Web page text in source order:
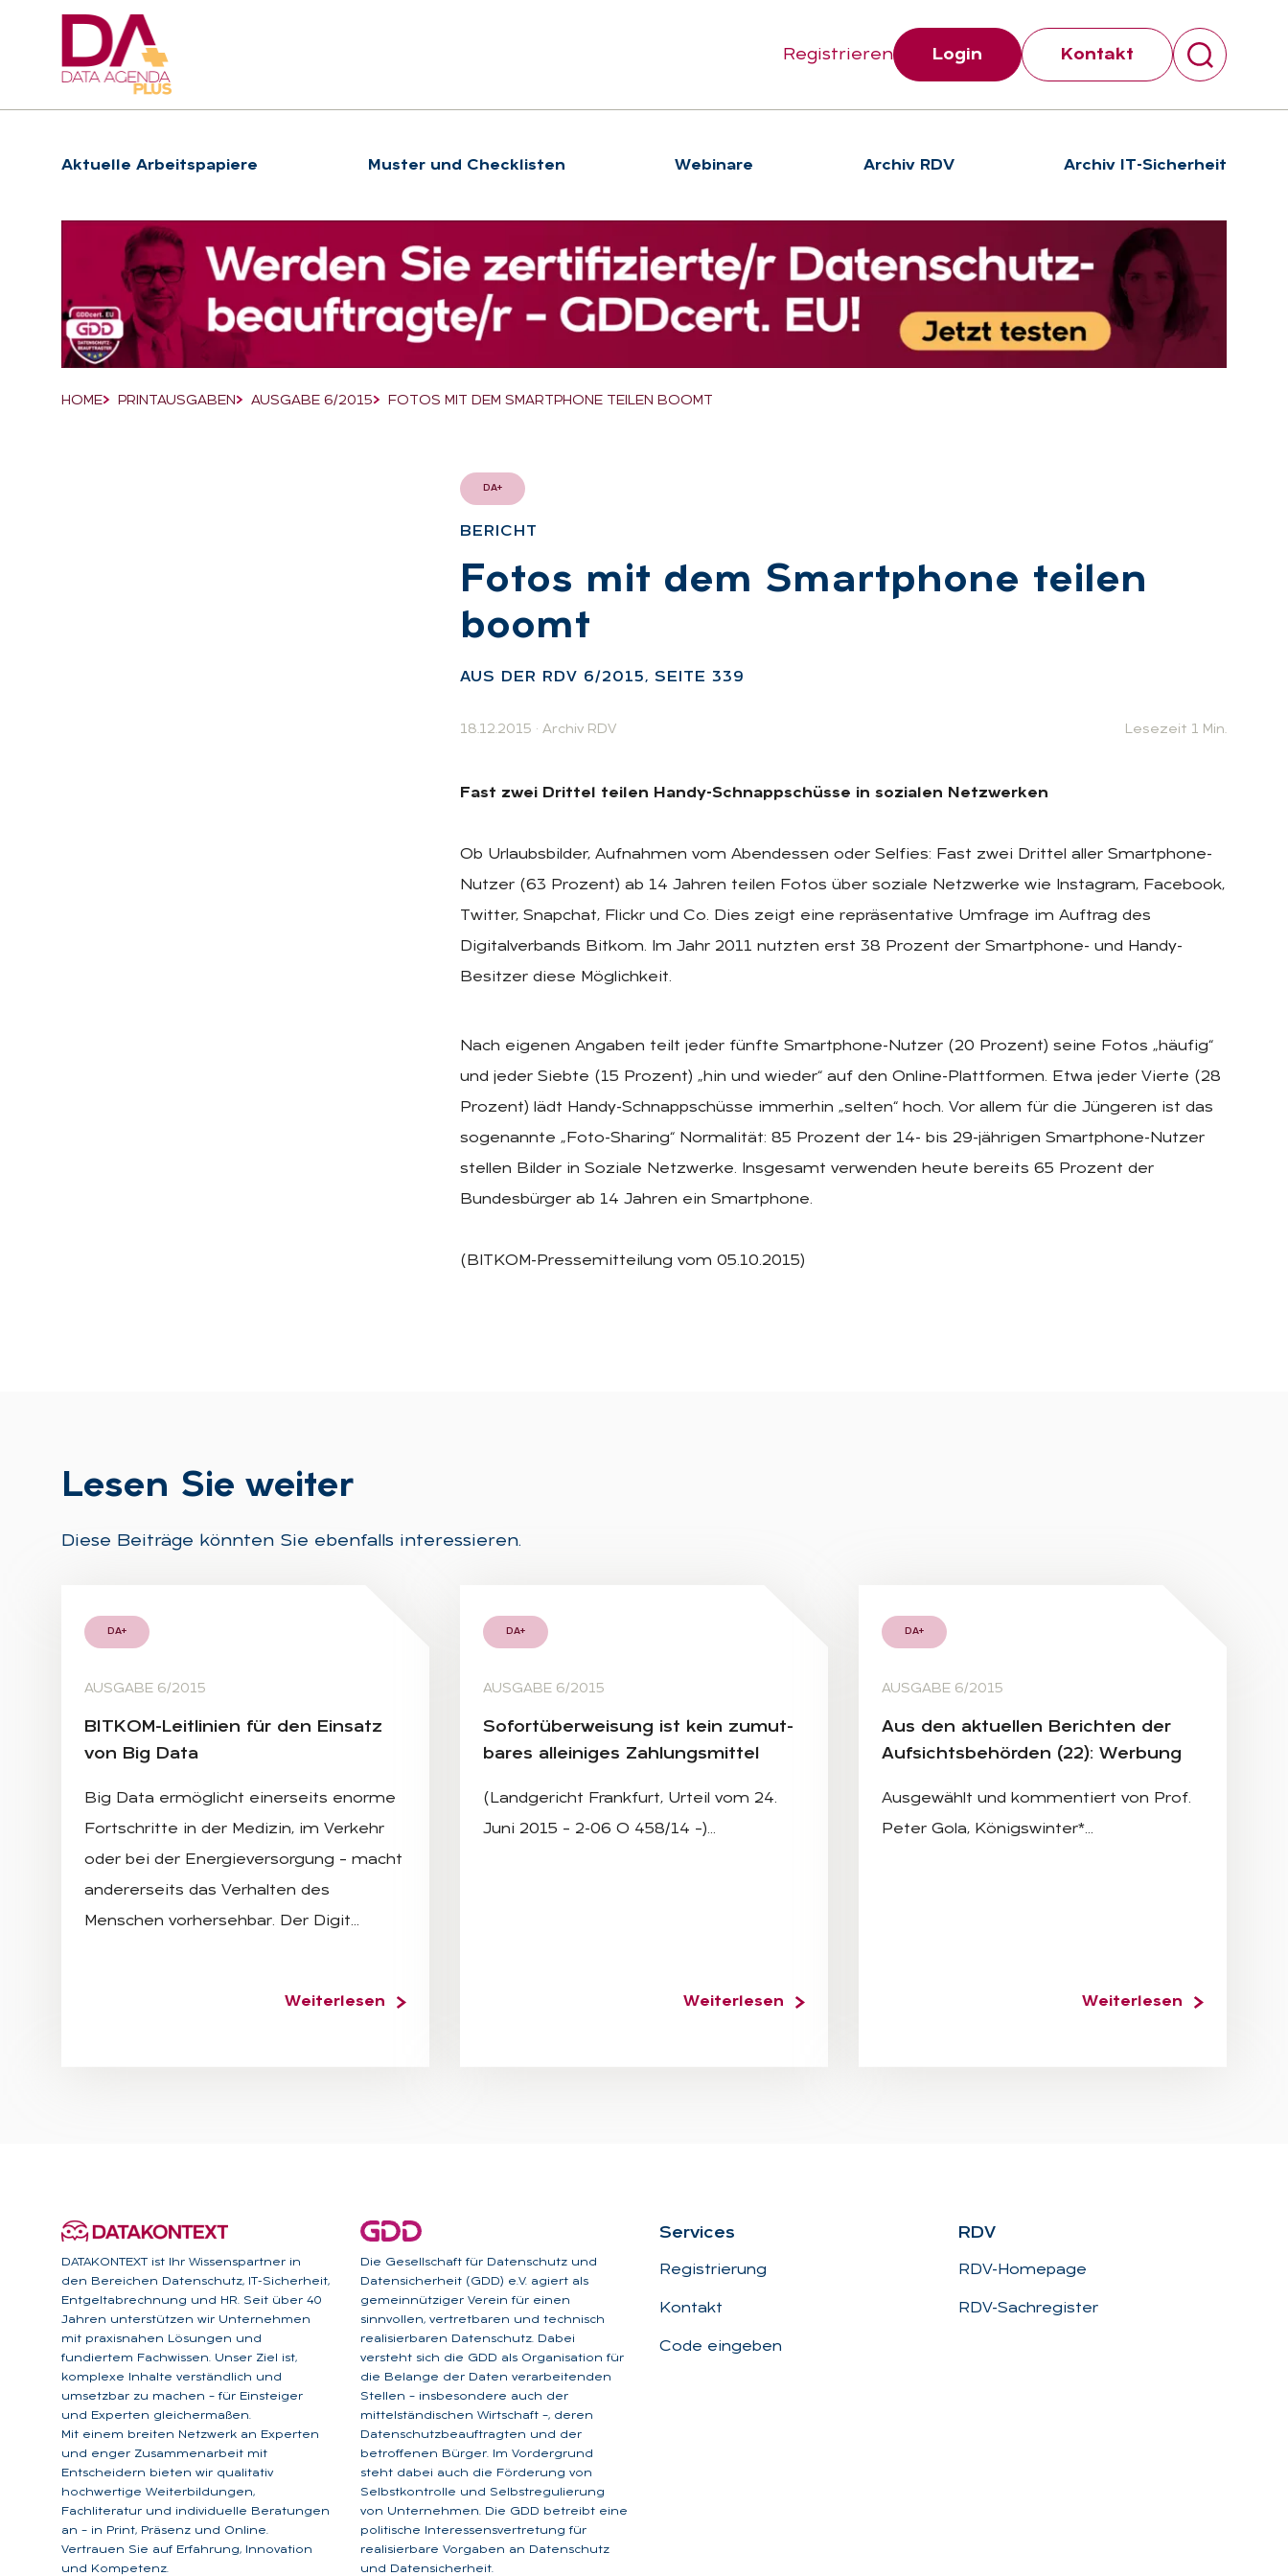
Suchfeld
Suchen
Registrieren Login Kontakt
Hauptnavigation
Ak­tu­el­le Ar­beits­pa­pie­re Muster und Checklisten We­bi­na­re Archiv RDV Archiv IT-Sicherheit
Breadcrumb-Navigation
HOME PRINTAUSGABEN AUSGABE 6/2015 FOTOS MIT DEM SMARTPHONE TEILEN BOOMT
DA+
BE­RICHT
:
Fo­tos mit dem Smart­pho­ne tei­len
boomt
AUS DER RDV 6/2015, SEI­TE 339
18.12.2015 · Archiv RDV Lesezeit 1 Min.
Fast zwei Drittel teilen Handy-Schnappschüsse in sozialen Netzwerken
Ob Urlaubsbilder, Aufnahmen vom Abendessen oder Selfies: Fast zwei Drittel aller Smartphone-
Nutzer (63 Prozent) ab 14 Jahren teilen Fotos über soziale Netzwerke wie Instagram, Facebook,
Twitter, Snapchat, Flickr und Co. Dies zeigt eine repräsentative Umfrage im Auftrag des
Digitalverbands Bitkom. Im Jahr 2011 nutzten erst 38 Prozent der Smartphone- und Handy-
Besitzer diese Möglichkeit.
Nach eigenen Angaben teilt jeder fünfte Smartphone-Nutzer (20 Prozent) seine Fotos „häufig“
und jeder Siebte (15 Prozent) „hin und wieder“ auf den Online-Plattformen. Etwa jeder Vierte (28
Prozent) lädt Handy-Schnappschüsse immerhin „selten“ hoch. Vor allem für die Jüngeren ist das
sogenannte „Foto-Sharing“ Normalität: 85 Prozent der 14- bis 29-jährigen Smartphone-Nutzer
stellen Bilder in Soziale Netzwerke. Insgesamt verwenden heute bereits 65 Prozent der
Bundesbürger ab 14 Jahren ein Smartphone.
(BITKOM-Pressemitteilung vom 05.10.2015)
Le­sen Sie wei­ter
Diese Beiträge könnten Sie ebenfalls interessieren.
DA+
AUSGABE 6/2015
BIT­KOM-Leit­li­ni­en für den Ein­satz
von Big Data
Big Data ermöglicht einerseits enorme
Fortschritte in der Medizin, im Verkehr
oder bei der Energieversorgung – macht
andererseits das Verhalten des
Menschen vorhersehbar. Der Digit…
Weiterlesen
DA+
AUSGABE 6/2015
So­fort­über­wei­sung ist kein zu­mut­
ba­res al­lei­ni­ges Zah­lungs­mit­tel
(Landgericht Frankfurt, Urteil vom 24.
Juni 2015 – 2-06 O 458/14 –)…
Weiterlesen
DA+
AUSGABE 6/2015
Aus den ak­tu­el­len Be­rich­ten der
Auf­sichts­be­hör­den (22): Wer­bung
Ausgewählt und kommentiert von Prof.
Peter Gola, Königswinter*…
Weiterlesen
DATAKONTEXT ist Ihr Wissenspartner in
den Bereichen Datenschutz, IT-Sicherheit,
Entgeltabrechnung und HR. Seit über 40
Jahren unterstützen wir Unternehmen
mit praxisnahen Lösungen und
fundiertem Fachwissen. Unser Ziel ist,
komplexe Inhalte verständlich und
umsetzbar zu machen – für Einsteiger
und Experten gleichermaßen.
Mit einem breiten Netzwerk an Experten
und enger Zusammenarbeit mit
Entscheidern bieten wir qualitativ
hochwertige Weiterbildungen,
Fachliteratur und individuelle Beratungen
an – in Print, Präsenz und Online.
Vertrauen Sie auf Erfahrung, Innovation
und Kompetenz.
Die Gesellschaft für Datenschutz und
Datensicherheit (GDD) e.V. agiert als
gemeinnütziger Verein für einen
sinnvollen, vertretbaren und technisch
realisierbaren Datenschutz. Dabei
versteht sich die GDD als Organisation für
die Belange der Daten verarbeitenden
Stellen – insbesondere auch der
mittelständischen Wirtschaft –, deren
Datenschutzbeauftragten und der
betroffenen Bürger. Im Vordergrund
steht dabei auch die Förderung von
Selbstkontrolle und Selbstregulierung
von Unternehmen. Die GDD betreibt eine
politische Interessensvertretung für
realisierbare Vorgaben an Datenschutz
und Datensicherheit.
Ser­vices
Registrierung
Kontakt
Code eingeben
RDV
RDV-Homepage
RDV-Sachregister